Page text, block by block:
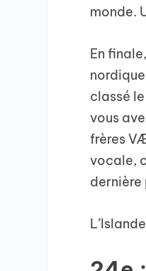
monde.
En
classé
vous
frères
vocale,
dernière